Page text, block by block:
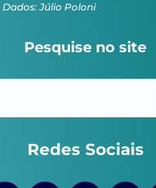
Júlio Poloni
Pesquise no site
Redes Sociais